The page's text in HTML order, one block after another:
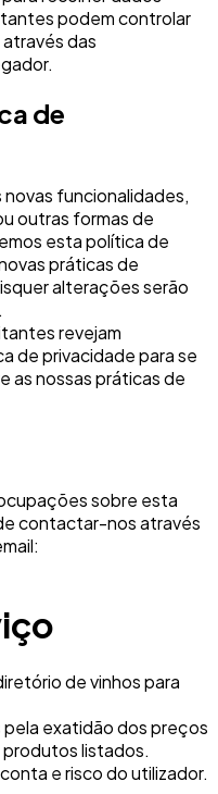
podem controlar
das
de
novas funcionalidades,
outras formas de
esta política de
práticas de
alterações serão
revejam
de privacidade para se
as nossas práticas de
sobre esta
contactar-nos através
de vinhos para
pela exatidão dos preços
listados.
e risco do utilizador.